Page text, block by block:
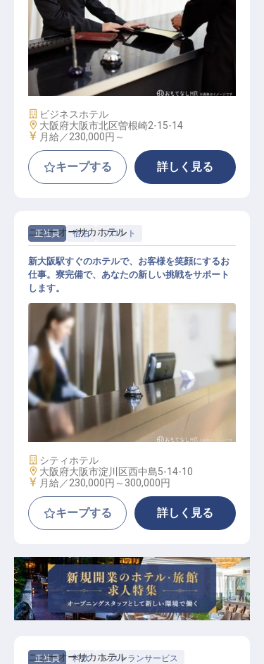
フロント
施設業態
ビジネスホテル
勤務地
大阪府大阪市北区曽根崎2-15-14
給与
月給／230,000円～
キープする 詳しく見る
正社員 宿泊 フロント
フロント接客係
ニューオーサカホテル
新大阪駅すぐのホテルで、お客様を笑顔にするお
仕事。寮完備で、あなたの新しい挑戦をサポート
します。
施設業態
シティホテル
勤務地
大阪府大阪市淀川区西中島5-14-10
給与
月給／230,000円～ 300,000円
キープする 詳しく見る
正社員 料飲 レストランサービス
ニューオーサカホテル